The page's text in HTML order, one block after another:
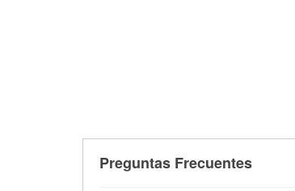
Preguntas Frecuentes